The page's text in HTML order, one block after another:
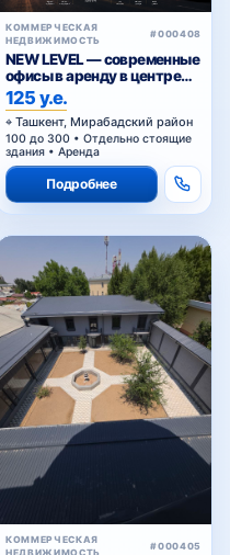
КОММЕРЧЕСКАЯ
#000408
NEW LEVEL — современные
офисы в аренду в центре
Ташкента от 25 уе за м²
125 у.е.
Ташкент, Мирабадский район
100 до 300 • Отдельно стоящие
здания • Аренда
Подробнее
#000405
Продажа коммерческого